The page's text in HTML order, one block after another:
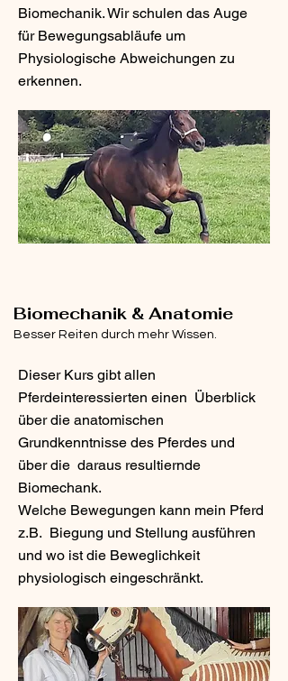
Biomechanik. Wir schulen das Auge
für Bewegungsabläufe um
Physiologische Abweichungen zu
erkennen.
Biomechanik & Anatomie
Besser Reiten durch mehr Wissen.
Dieser Kurs gibt allen
Pferdeinteressierten einen Überblick
über die anatomischen
Grundkenntnisse des Pferdes und
über die daraus resultiernde
Biomechank.
Welche Bewegungen kann mein Pferd
z.B. Biegung und Stellung ausführen
und wo ist die Beweglichkeit
physiologisch eingeschränkt.